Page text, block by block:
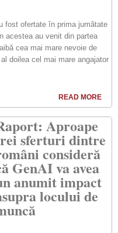
fost ofertate în prima jumătate
acestea au venit din partea
cea mai mare nevoie de
doilea cel mai mare angajator
READ MORE
Aproape
sferturi dintre
consideră
GenAI va avea
anumit impact
locului de